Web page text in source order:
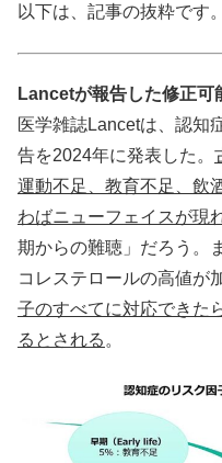
以下は、記事の抜粋です。
Lancetが報告した修正可
医学雑誌Lancetは、認知
告を2024年に発表した。
運動不足、教育不足、飲
わばニューフェイスが現
期からの難聴」だろう。
コレステロールの高値が
子のすべてに対応できた
るとされる 。